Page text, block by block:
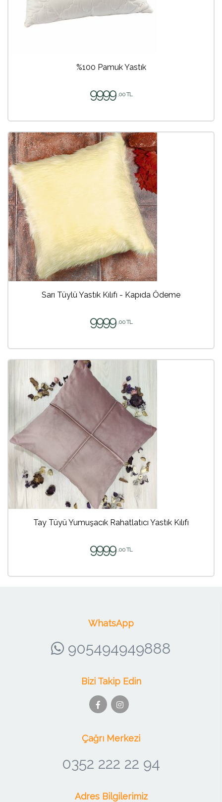
%100 Pamuk Yastık
9999 ,00 TL
Sarı Tüylü Yastık Kılıfı - Kapıda Ödeme
9999 ,00 TL
Tay Tüyü Yumuşacık Rahatlatıcı Yastık Kılıfı
9999 ,00 TL
WhatsApp
905494949888
Bizi Takip Edin
Çağrı Merkezi
0352 222 22 94
Adres Bilgilerimiz